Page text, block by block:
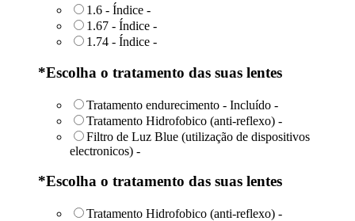
1.6 - Índice -
1.67 - Índice -
1.74 - Índice -
*Escolha o tratamento das suas lentes
Tratamento endurecimento - Incluído -
Tratamento Hidrofobico (anti-reflexo) -
Filtro de Luz Blue (utilização de dispositivos
electronicos) -
*Escolha o tratamento das suas lentes
Tratamento Hidrofobico (anti-reflexo) -